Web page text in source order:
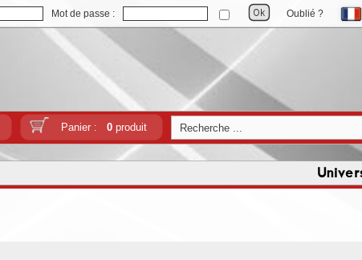
Mot de passe : Oublié ?
Panier : 0produit